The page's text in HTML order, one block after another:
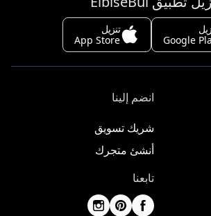
Google
تنزيل
App Store
انضم إلينا
شريك تسويق
أنشئ متجرك
تابعنا